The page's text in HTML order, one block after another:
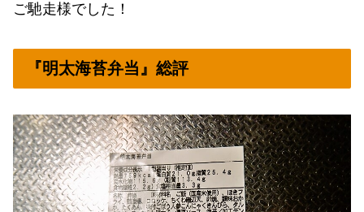
ご馳走様でした！
『明太海苔弁当』総評